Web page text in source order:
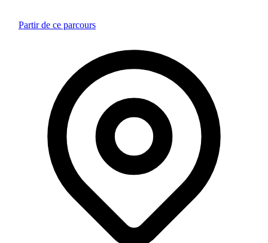
Partir de ce parcours